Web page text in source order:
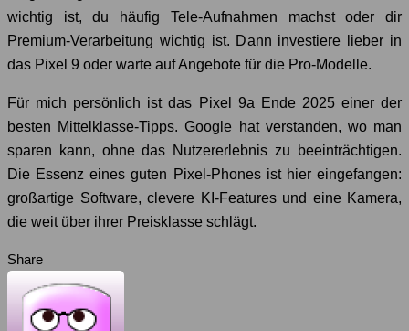
wichtig ist, du häufig Tele-Aufnahmen machst oder dir
Premium-Verarbeitung wichtig ist. Dann investiere lieber in
das Pixel 9 oder warte auf Angebote für die Pro-Modelle.
Für mich persönlich ist das Pixel 9a Ende 2025 einer der
besten Mittelklasse-Tipps. Google hat verstanden, wo man
sparen kann, ohne das Nutzererlebnis zu beeinträchtigen.
Die Essenz eines guten Pixel-Phones ist hier eingefangen:
großartige Software, clevere KI-Features und eine Kamera,
die weit über ihrer Preisklasse schlägt.
Share